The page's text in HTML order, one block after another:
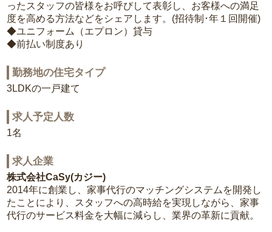
ったスタッフの皆様をお呼びして表彰し、お客様への満足
度を高める方法などをシェアします。(招待制･年１回開催)
◆ユニフォーム（エプロン）貸与
◆前払い制度あり
勤務地の住宅タイプ
3LDKの一戸建て
求人予定人数
1名
求人企業
株式会社CaSy(カジー)
2014年に創業し、家事代行のマッチングシステムを開発し
たことにより、スタッフへの高時給を実現しながら、家事
代行のサービス料金を大幅に減らし、業界の革新に貢献。